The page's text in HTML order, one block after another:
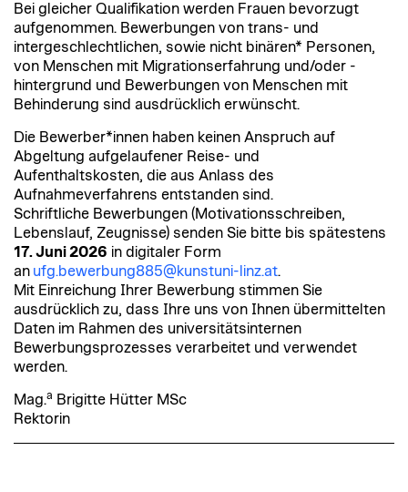
Bei gleicher Qualifikation werden Frauen bevorzugt
aufgenommen. Bewerbungen von trans- und
intergeschlechtlichen, sowie nicht binären* Personen,
von Menschen mit Migrationserfahrung und/oder -
hintergrund und Bewerbungen von Menschen mit
Behinderung sind ausdrücklich erwünscht.
Die Bewerber*innen haben keinen Anspruch auf
Abgeltung aufgelaufener Reise- und
Aufenthaltskosten, die aus Anlass des
Aufnahmeverfahrens entstanden sind.
Schriftliche Bewerbungen (Motivationsschreiben,
Lebenslauf, Zeugnisse) senden Sie bitte bis spätestens
17. Juni 2026 in digitaler Form
an ufg.bewerbung885@kunstuni-linz.at.
Mit Einreichung Ihrer Bewerbung stimmen Sie
ausdrücklich zu, dass Ihre uns von Ihnen übermittelten
Daten im Rahmen des universitätsinternen
Bewerbungsprozesses verarbeitet und verwendet
werden.
Mag.a Brigitte Hütter MSc
Rektorin